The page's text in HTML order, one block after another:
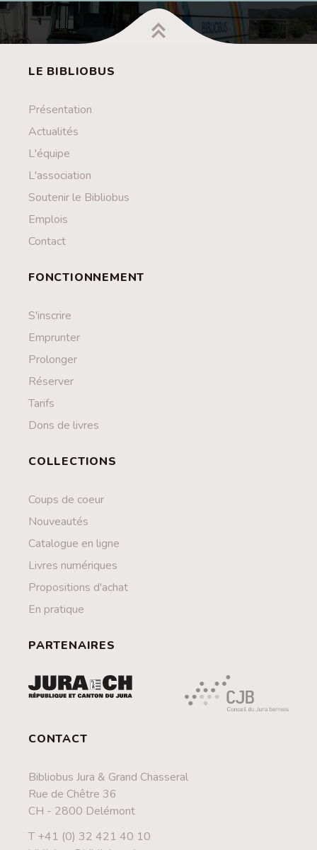
LE BIBLIOBUS
Présentation
Actualités
L'équipe
L'association
Soutenir le Bibliobus
Emplois
Contact
FONCTIONNEMENT
S'inscrire
Emprunter
Prolonger
Réserver
Tarifs
Dons de livres
COLLECTIONS
Coups de coeur
Nouveautés
Catalogue en ligne
Livres numériques
Propositions d'achat
En pratique
PARTENAIRES
CONTACT
Bibliobus Jura & Grand Chasseral
Rue de Chêtre 36
CH - 2800 Delémont
T +41 (0) 32 421 40 10